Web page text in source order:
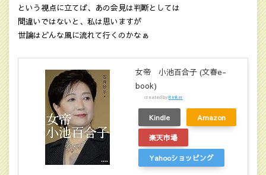
という視点に立てば、あの会見は判断としては
間違いではないと、私は思いますが
世論はどんな風に流れて行くのかなぁ
女帝 小池百合子 (文春e-
book)
created byRinker
Kindle Amazon
楽天市場
Yahooショッピング